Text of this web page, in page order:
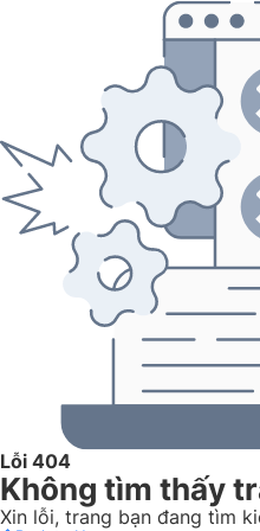
Lỗi 404
Không tìm thấy
Xin lỗi, trang bạn đang tìm